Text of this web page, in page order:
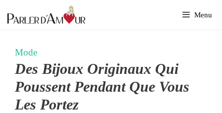
au
Menu
Mode
Des Bijoux Originaux Qui
Poussent Pendant Que Vous
Les Portez